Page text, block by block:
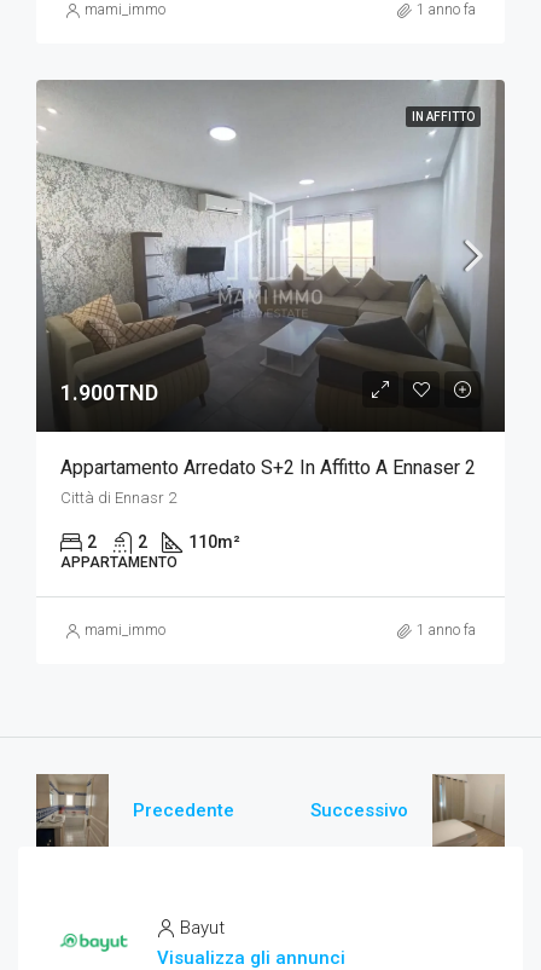
mami_immo 1 anno fa
IN AFFITTO
1.900TND
Appartamento Arredato S+2 In Affitto A Ennaser 2
Città di Ennasr 2
2 2 110m²
APPARTAMENTO
mami_immo 1 anno fa
Precedente Successivo
Bayut
Visualizza gli annunci